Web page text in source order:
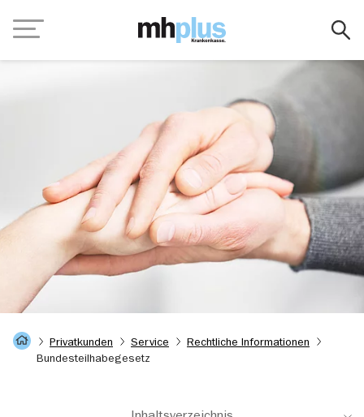
Navigation
Startseite
Privatkunden
Service
Rechtliche Informationen
Bundesteilhabegesetz